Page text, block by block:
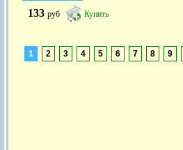
133 руб Купить
1 2 3 4 5 6 7 8 9